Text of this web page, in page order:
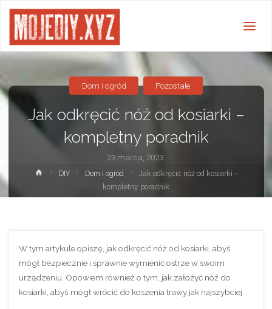
Jak odkręcić nóż od kosiarki –
kompletny poradnik
23 marca, 2023
Dom i ogród Pozostałe
Strona
DIY Dom i ogród
Jak odkręcić nóż od kosiarki –
kompletny poradnik
W tym artykule opiszę, jak odkręcić nóż od kosiarki, abyś
mógł bezpiecznie i sprawnie wymienić ostrze w swoim
urządzeniu. Opowiem również o tym, jak założyć nóż do
kosiarki, abyś mógł wrócić do koszenia trawy jak najszybciej.